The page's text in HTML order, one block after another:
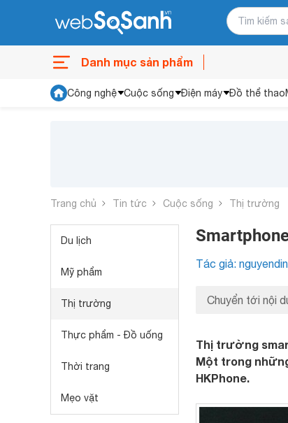
Danh mục sản phẩm
Công nghệ Cuộc sống Điện máy Đồ thể thao
Trang chủ Tin tức Cuộc sống Thị trường
Du lịch
Mỹ phẩm
Thị trường
Thực phẩm - Đồ uống
Thời trang
Mẹo vặt
Tác giả:
Chuyển tới nội
Thị trường
Một trong
HKPhone.